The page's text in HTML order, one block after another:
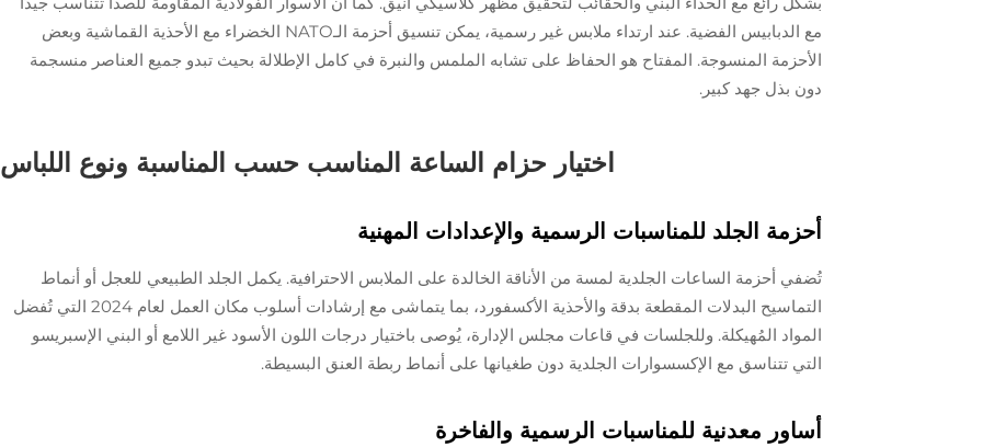
مع الدبابيس الفضية. عند ارتداء ملابس غير رسمية، يمكن تنسيق أحزمة الـNATO الخضراء مع الأحذية القماشية وبعض
الأحزمة المنسوجة. المفتاح هو الحفاظ على تشابه الملمس والنبرة في كامل الإطلالة بحيث تبدو جميع العناصر منسجمة
دون بذل جهد كبير.
اختيار حزام الساعة المناسب حسب المناسبة ونوع اللباس
أحزمة الجلد للمناسبات الرسمية والإعدادات المهنية
تُضفي أحزمة الساعات الجلدية لمسة من الأناقة الخالدة على الملابس الاحترافية. يكمل الجلد الطبيعي للعجل أو أنماط
التماسيح البدلات المقطعة بدقة والأحذية الأكسفورد، بما يتماشى مع إرشادات أسلوب مكان العمل لعام 2024 التي تُفضل
المواد المُهيكلة. وللجلسات في قاعات مجلس الإدارة، يُوصى باختيار درجات اللون الأسود غير اللامع أو البني الإسبريسو
التي تتناسق مع الإكسسوارات الجلدية دون طغيانها على أنماط ربطة العنق البسيطة.
أساور معدنية للمناسبات الرسمية والفاخرة